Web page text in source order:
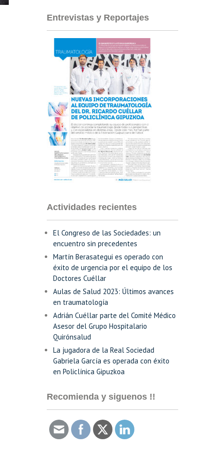
Entrevistas y Reportajes
Actividades recientes
El Congreso de las Sociedades: un
encuentro sin precedentes
Martín Berasategui es operado con
éxito de urgencia por el equipo de los
Doctores Cuéllar
Aulas de Salud 2023: Últimos avances
en traumatología
Adrián Cuéllar parte del Comité Médico
Asesor del Grupo Hospitalario
Quirónsalud
La jugadora de la Real Sociedad
Gabriela García es operada con éxito
en Policlínica Gipuzkoa
Recomienda y siguenos !!